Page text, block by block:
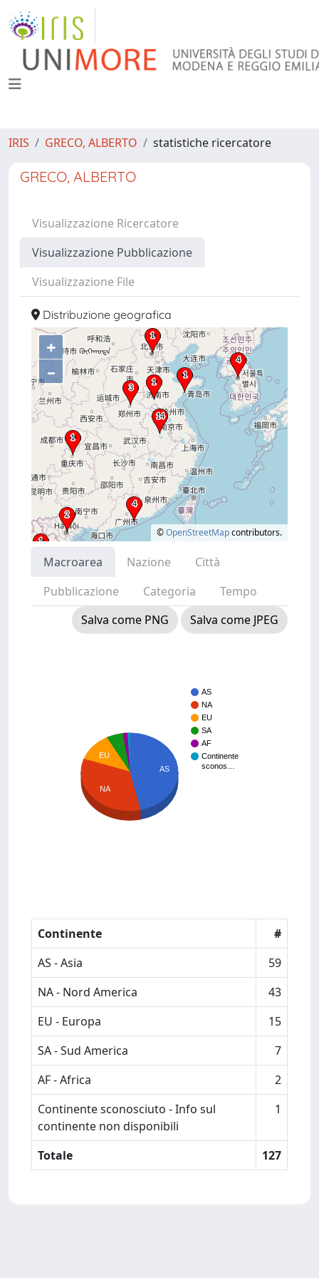
IRIS GRECO, ALBERTO statistiche ricercatore
GRECO, ALBERTO
Visualizzazione Ricercatore
Visualizzazione Pubblicazione
Visualizzazione File
Distribuzione geografica
+
–
©OpenStreetMapcontributors.
Macroarea Nazione
Città
Pubblicazione
Categoria
Tempo
Salva come PNG
Salva come JPEG
AS
NA
EU
SA
AF
Continente
sconos…
AS
EU
NA
Continente
#
AS - Asia
59
NA - Nord America
43
EU - Europa
15
SA - Sud America
7
AF - Africa
2
Continente sconosciuto - Info sul
continente non disponibili
1
Totale 127